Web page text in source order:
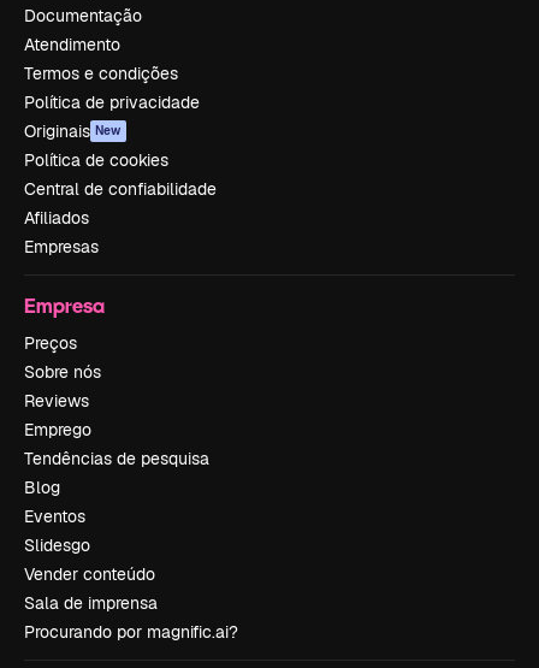
Documentação
Atendimento
Termos e condições
Política de privacidade
Originais New
Política de cookies
Central de confiabilidade
Afiliados
Empresas
Empresa
Preços
Sobre nós
Reviews
Emprego
Tendências de pesquisa
Blog
Eventos
Slidesgo
Vender conteúdo
Sala de imprensa
Procurando por magnific.ai?